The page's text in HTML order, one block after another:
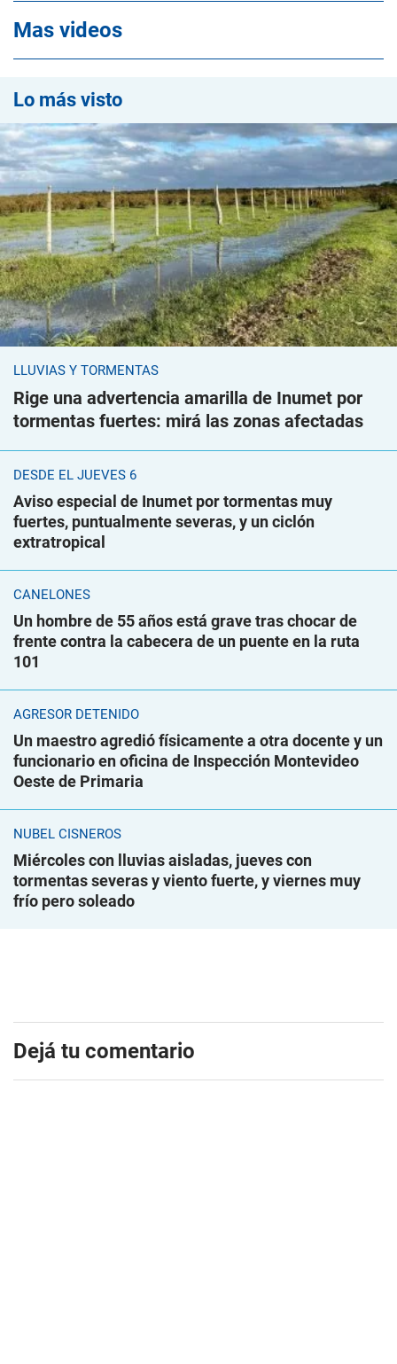
Mas videos
Lo más visto
LLUVIAS Y TORMENTAS
Rige una advertencia amarilla de Inumet por
tormentas fuertes: mirá las zonas afectadas
DESDE EL JUEVES 6
Aviso especial de Inumet por tormentas muy
fuertes, puntualmente severas, y un ciclón
extratropical
CANELONES
Un hombre de 55 años está grave tras chocar de
frente contra la cabecera de un puente en la ruta
101
AGRESOR DETENIDO
Un maestro agredió físicamente a otra docente y un
funcionario en oficina de Inspección Montevideo
Oeste de Primaria
NUBEL CISNEROS
Miércoles con lluvias aisladas, jueves con
tormentas severas y viento fuerte, y viernes muy
frío pero soleado
Dejá tu comentario